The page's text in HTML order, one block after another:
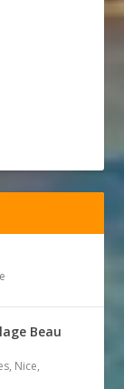
Beau
, Nice,